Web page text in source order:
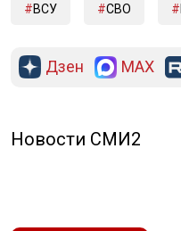
ВСУ СВО
Дзен MAX
Новости СМИ2